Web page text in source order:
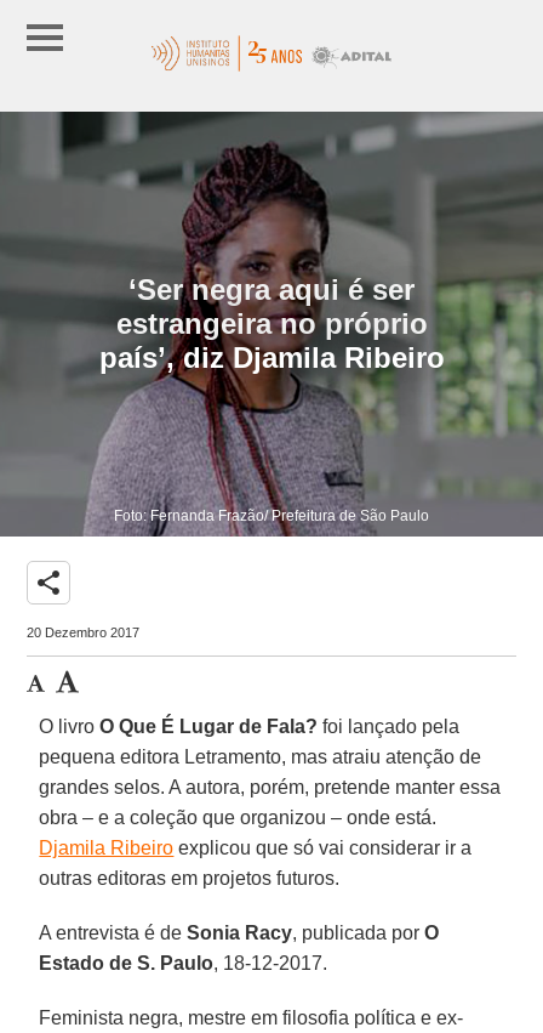
‘Ser negra aqui é ser
estrangeira no próprio
país’, diz Djamila Ribeiro
Foto: Fernanda Frazão/ Prefeitura de São Paulo
share
20 Dezembro 2017
O livroO Que É Lugar de Fala? foi lançado pela
pequena editora Letramento, mas atraiu atenção de
grandes selos. A autora, porém, pretende manter essa
obra – e a coleção que organizou – onde está.
Djamila Ribeiro explicou que só vai considerar ir a
outras editoras em projetos futuros.
A entrevista é deSonia Racy, publicada porO
Estado de S. Paulo, 18-12-2017.
Feminista negra, mestre em filosofia política e ex-